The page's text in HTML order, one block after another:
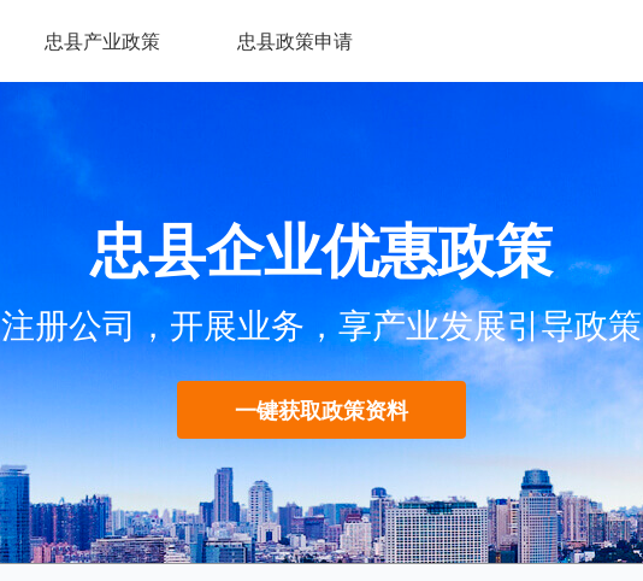
忠县产业政策 忠县政策申请
忠县企业优惠政策
注册公司，开展业务，享产业发展引导政策
一键获取政策资料